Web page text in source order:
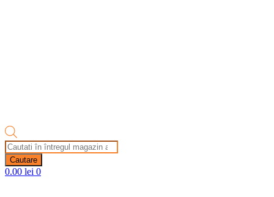
Products
search
Cautare
0.00 lei 0